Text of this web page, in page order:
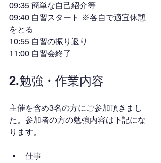
09:35 簡単な自己紹介等
09:40 自習スタート ※各自で適宜休憩
をとる
10:55 自習の振り返り
11:00 自習会終了
2.勉強・作業内容
主催を含め3名の方にご参加頂きまし
た。参加者の方の勉強内容は下記にな
ります。
仕事